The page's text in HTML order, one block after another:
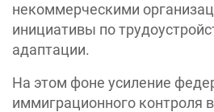
некоммерческими
инициативы по
адаптации.
На этом фоне усиление
иммиграционного контроля